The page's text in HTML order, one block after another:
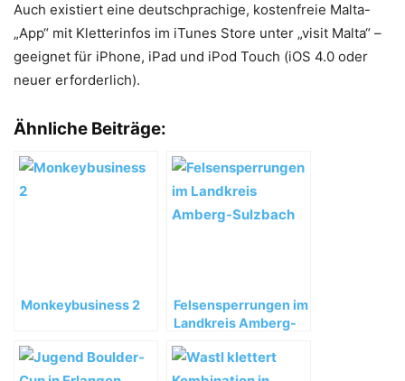
Auch existiert eine deutschprachige, kostenfreie Malta-
„App“ mit Kletterinfos im iTunes Store unter „visit Malta“ –
geeignet für iPhone, iPad und iPod Touch (iOS 4.0 oder
neuer erforderlich).
Ähnliche Beiträge:
Monkeybusiness 2
Felsensperrungen im
Landkreis Amberg-